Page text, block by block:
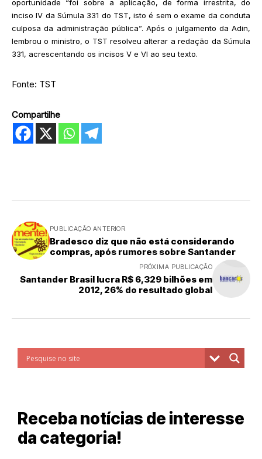
oportunidade “foi sobre a aplicação, de forma irrestrita, do
inciso IV da Súmula 331 do TST, isto é sem o exame da conduta
culposa da administração pública”. Após o julgamento da Adin,
lembrou o ministro, o TST resolveu alterar a redação da Súmula
331, acrescentando os incisos V e VI ao seu texto.
Fonte: TST
Compartilhe
PUBLICAÇÃO ANTERIOR
Bradesco diz que não está considerando
compras, após rumores sobre Santander
PRÓXIMA PUBLICAÇÃO
Santander Brasil lucra R$ 6,329 bilhões em
2012, 26% do resultado global
Receba notícias de interesse
da categoria!